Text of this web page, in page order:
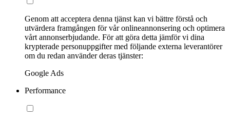
Genom att acceptera denna tjänst kan vi bättre förstå och
utvärdera framgången för vår onlineannonsering och optimera
vårt annonserbjudande. För att göra detta jämför vi dina
krypterade personuppgifter med följande externa leverantörer
om du redan använder deras tjänster:
Google Ads
Performance